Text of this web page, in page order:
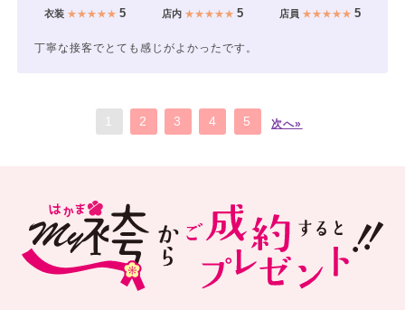
衣装★★★★★ 5 店内★★★★★ 5 店員 ★★★★★5
丁寧な接客でとても感じがよかったです。
2 3 4 5 次へ»